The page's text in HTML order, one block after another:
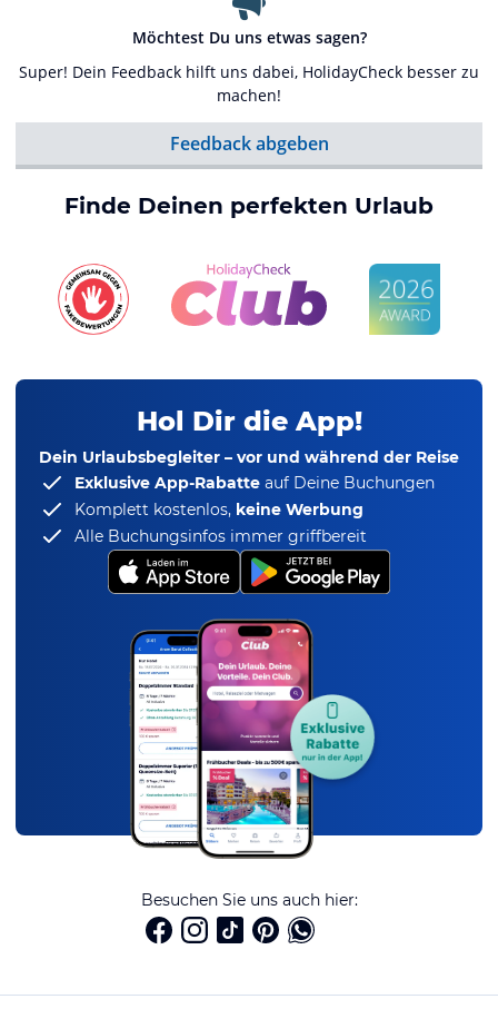
Möchtest Du uns etwas sagen?
Super! Dein Feedback hilft uns dabei, HolidayCheck besser zu
machen!
Feedback abgeben
Finde Deinen perfekten Urlaub
Hol Dir die App!
Dein Urlaubsbegleiter – vor und während der Reise
Exklusive App-Rabatte auf Deine Buchungen
Komplett kostenlos, keine Werbung
Alle Buchungsinfos immer griffbereit
Besuchen Sie uns auch hier: